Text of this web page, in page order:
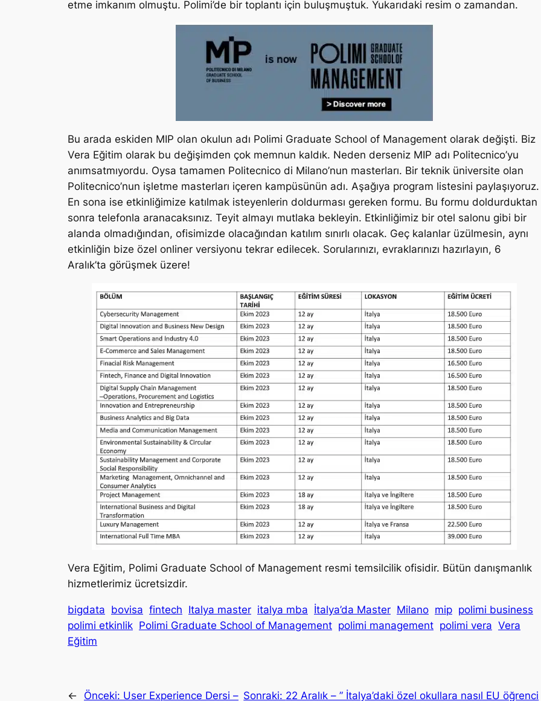
etme imkanım olmuştu. Polimi’de bir toplantı için buluşmuştuk. Yukarıdaki resim o zamandan.
Bu arada eskiden MIP olan okulun adı Polimi Graduate School of Management olarak değişti. Biz
Vera Eğitim olarak bu değişimden çok memnun kaldık. Neden derseniz MIP adı Politecnico’yu
anımsatmıyordu. Oysa tamamen Politecnico di Milano’nun masterları. Bir teknik üniversite olan
Politecnico’nun işletme masterları içeren kampüsünün adı. Aşağıya program listesini paylaşıyoruz.
En sona ise etkinliğimize katılmak isteyenlerin doldurması gereken formu. Bu formu doldurduktan
sonra telefonla aranacaksınız. Teyit almayı mutlaka bekleyin. Etkinliğimiz bir otel salonu gibi bir
alanda olmadığından, ofisimizde olacağından katılım sınırlı olacak. Geç kalanlar üzülmesin, aynı
etkinliğin bize özel onliner versiyonu tekrar edilecek. Sorularınızı, evraklarınızı hazırlayın, 6
Aralık’ta görüşmek üzere!
Vera Eğitim, Polimi Graduate School of Management resmi temsilcilik ofisidir. Bütün danışmanlık
hizmetlerimiz ücretsizdir.
bigdata bovisa fintech Italya master italya mba İtalya’da Master Milano mip polimi business
polimi etkinlik Polimi Graduate School of Management polimi management polimi vera Vera
Eğitim
← Önceki: User Experience Dersi – Sonraki: 22 Aralık – ” İtalya’daki özel okullara nasıl EU öğrenci